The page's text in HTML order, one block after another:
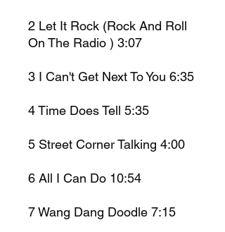
2 Let It Rock (Rock And Roll
On The Radio ) 3:07
3 I Can't Get Next To You 6:35
4 Time Does Tell 5:35
5 Street Corner Talking 4:00
6 All I Can Do 10:54
7 Wang Dang Doodle 7:15